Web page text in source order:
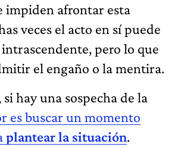
impiden afrontar esta
veces el acto en sí puede
pero lo que
el engaño o la mentira.
hay una sospecha de la
es buscar un momento
plantear la situación.